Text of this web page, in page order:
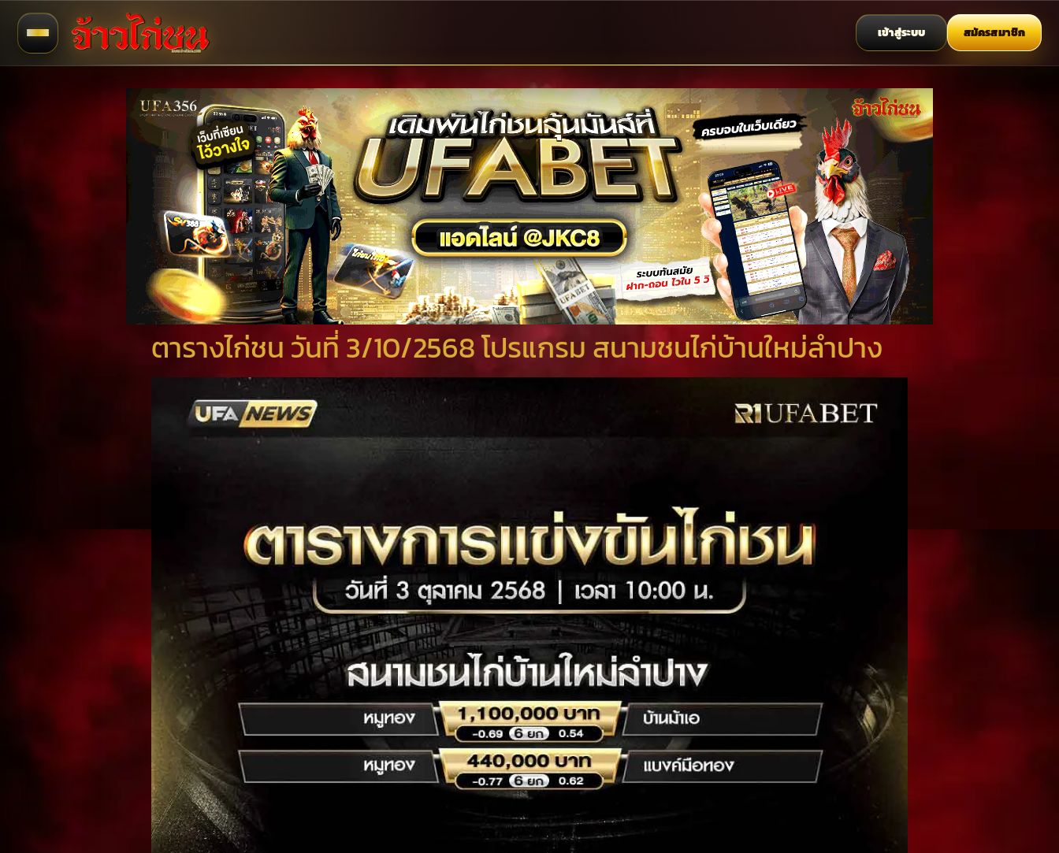
เข้าสู่ระบบ สมัครสมาชิก
ตารางไก่ชน วันที่ 3/10/2568 โปรแกรม สนามชนไก่บ้านใหม่ลำปาง